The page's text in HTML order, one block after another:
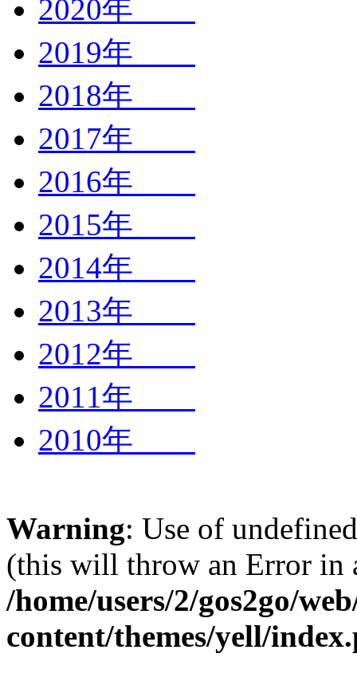
2020年
2019年
2018年
2017年
2016年
2015年
2014年
2013年
2012年
2011年
2010年
Warning: Use of
(this will throw an Error in
/home/users/2/gos2go/
content/themes/yell/